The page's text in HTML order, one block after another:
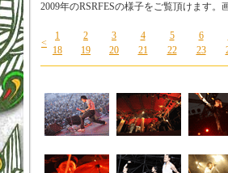
2009年のRSRFESの様子をご覧頂けます
<
1 2 3 4 5 6
18
19 20 21 22 23